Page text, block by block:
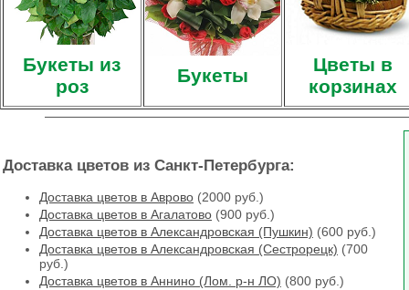
Букеты из
роз
Букеты
Цветы в
корзинах
Доставка цветов из Санкт-Петербурга:
Доставка цветов в Аврово (2000 руб.)
Доставка цветов в Агалатово (900 руб.)
Доставка цветов в Александровская (Пушкин) (600 руб.)
Доставка цветов в Александровская (Сестрорецк) (700
руб.)
Доставка цветов в Аннино (Лом. р-н ЛО) (800 руб.)